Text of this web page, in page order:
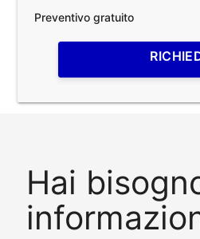
Preventivo gratuito
Hai